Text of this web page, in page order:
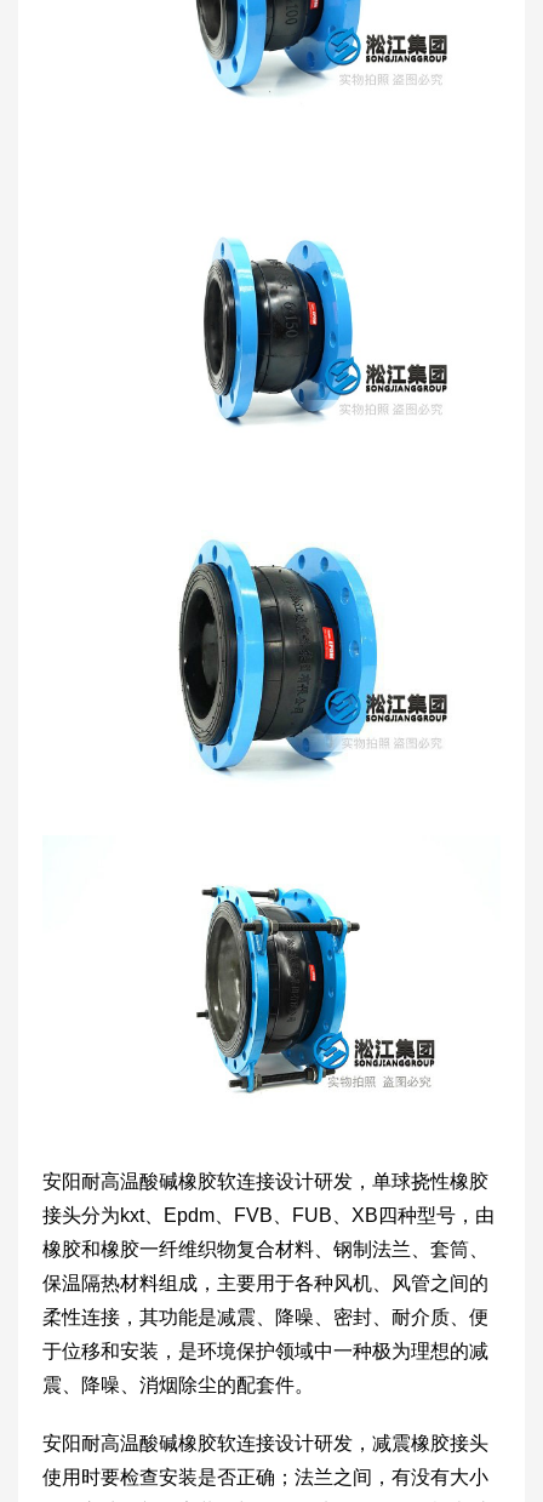
安阳耐高温酸碱橡胶软连接设计研发，单球挠性橡胶
接头分为kxt、Epdm、FVB、FUB、XB四种型号，由
橡胶和橡胶一纤维织物复合材料、钢制法兰、套筒、
保温隔热材料组成，主要用于各种风机、风管之间的
柔性连接，其功能是减震、降噪、密封、耐介质、便
于位移和安装，是环境保护领域中一种极为理想的减
震、降噪、消烟除尘的配套件。
安阳耐高温酸碱橡胶软连接设计研发，减震橡胶接头
使用时要检查安装是否正确；法兰之间，有没有大小